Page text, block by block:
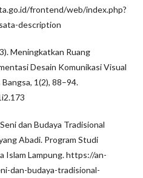
frontend/web/index.php?
description
Meningkatkan Ruang
Desain Komunikasi Visual
1(2), 88–94.
dan Budaya Tradisional
Abadi. Program Studi
Islam Lampung. https://an-
dan-budaya-tradisional-